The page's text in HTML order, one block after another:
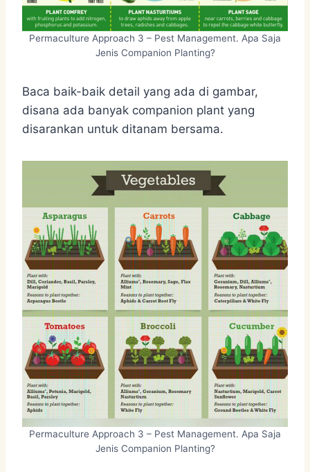
Permaculture Approach 3 – Pest Management. Apa Saja
Jenis Companion Planting?
Baca baik-baik detail yang ada di gambar,
disana ada banyak companion plant yang
disarankan untuk ditanam bersama.
Permaculture Approach 3 – Pest Management. Apa Saja
Jenis Companion Planting?